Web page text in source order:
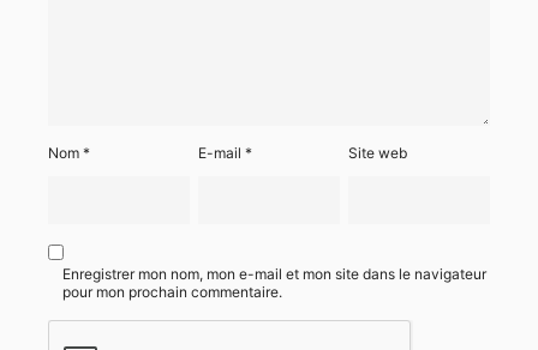
Nom * E-mail* Site web
Enregistrer mon nom, mon e-mail et mon site dans le navigateur
pour mon prochain commentaire.